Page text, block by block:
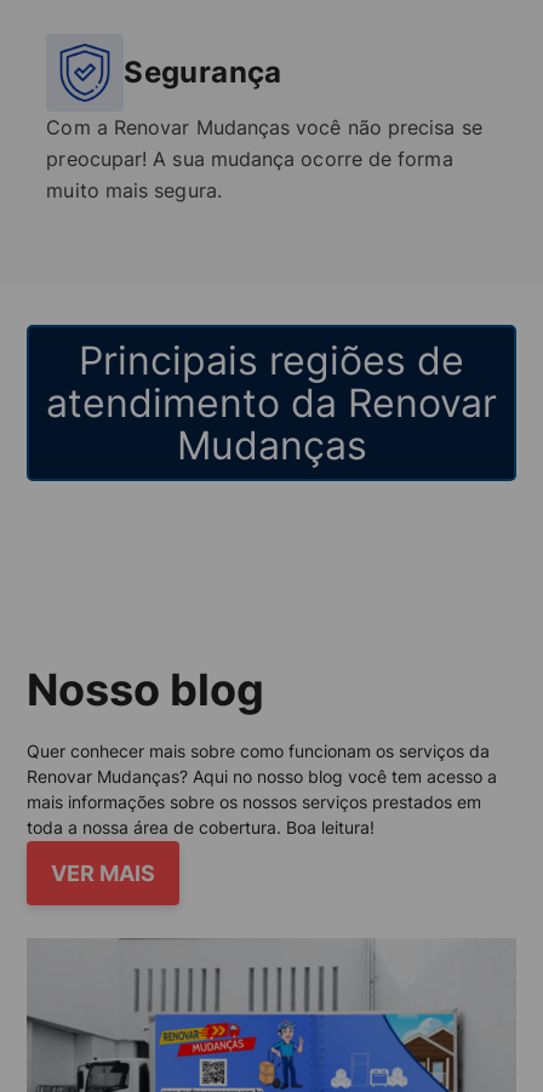
Segurança
Com a Renovar Mudanças você não precisa se
preocupar! A sua mudança ocorre de forma
muito mais segura.
Principais regiões de
atendimento da Renovar
Mudanças
Nosso blog
Quer conhecer mais sobre como funcionam os serviços da
Renovar Mudanças? Aqui no nosso blog você tem acesso a
mais informações sobre os nossos serviços prestados em
toda a nossa área de cobertura. Boa leitura!
VER MAIS